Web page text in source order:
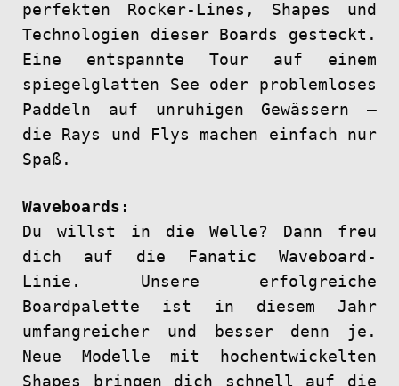
perfekten Rocker-Lines, Shapes und
Technologien dieser Boards gesteckt.
Eine entspannte Tour auf einem
spiegelglatten See oder problemloses
Paddeln auf unruhigen Gewässern –
die Rays und Flys machen einfach nur
Spaß.
Waveboards:
Du willst in die Welle? Dann freu
dich auf die Fanatic Waveboard-
Linie. Unsere erfolgreiche
Boardpalette ist in diesem Jahr
umfangreicher und besser denn je.
Neue Modelle mit hochentwickelten
Shapes bringen dich schnell auf die